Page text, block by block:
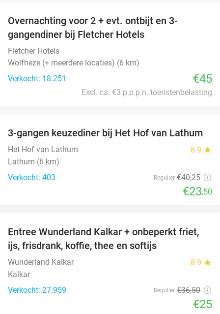
Overnachting voor 2 + evt. ontbijt en 3-
gangendiner bij Fletcher Hotels
Fletcher Hotels
Wolfheze (+ meerdere locaties) (6 km)
Verkocht: 18.251
€45
Excl. ca. €3 p.p.p.n. toeristenbelasting
42%
3-gangen keuzediner bij Het Hof van Lathum
Het Hof van Lathum 8.9 star
Lathum (6 km)
Verkocht: 403
Regulier €40,25
€23,50
32%
Entree Wunderland Kalkar + onbeperkt friet,
ijs, frisdrank, koffie, thee en softijs
Wunderland Kalkar 8.9 star
Kalkar
Verkocht: 27.959
Regulier €36,50
€25